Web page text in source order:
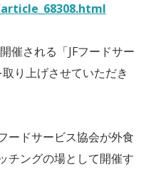
催される「JFフードサー
り上げさせていただき
ードサービス協会が外食
チングの場として開催す